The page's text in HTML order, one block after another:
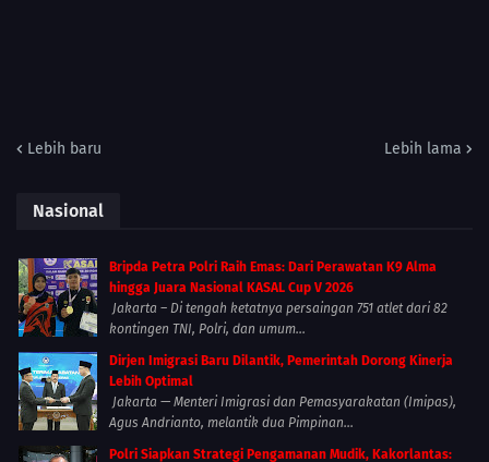
Lebih baru Lebih lama
Nasional
Bripda Petra Polri Raih Emas: Dari Perawatan K9 Alma
hingga Juara Nasional KASAL Cup V 2026
Jakarta – Di tengah ketatnya persaingan 751 atlet dari 82
kontingen TNI, Polri, dan umum...
Dirjen Imigrasi Baru Dilantik, Pemerintah Dorong Kinerja
Lebih Optimal
Jakarta — Menteri Imigrasi dan Pemasyarakatan (Imipas),
Agus Andrianto, melantik dua Pimpinan...
Polri Siapkan Strategi Pengamanan Mudik, Kakorlantas: